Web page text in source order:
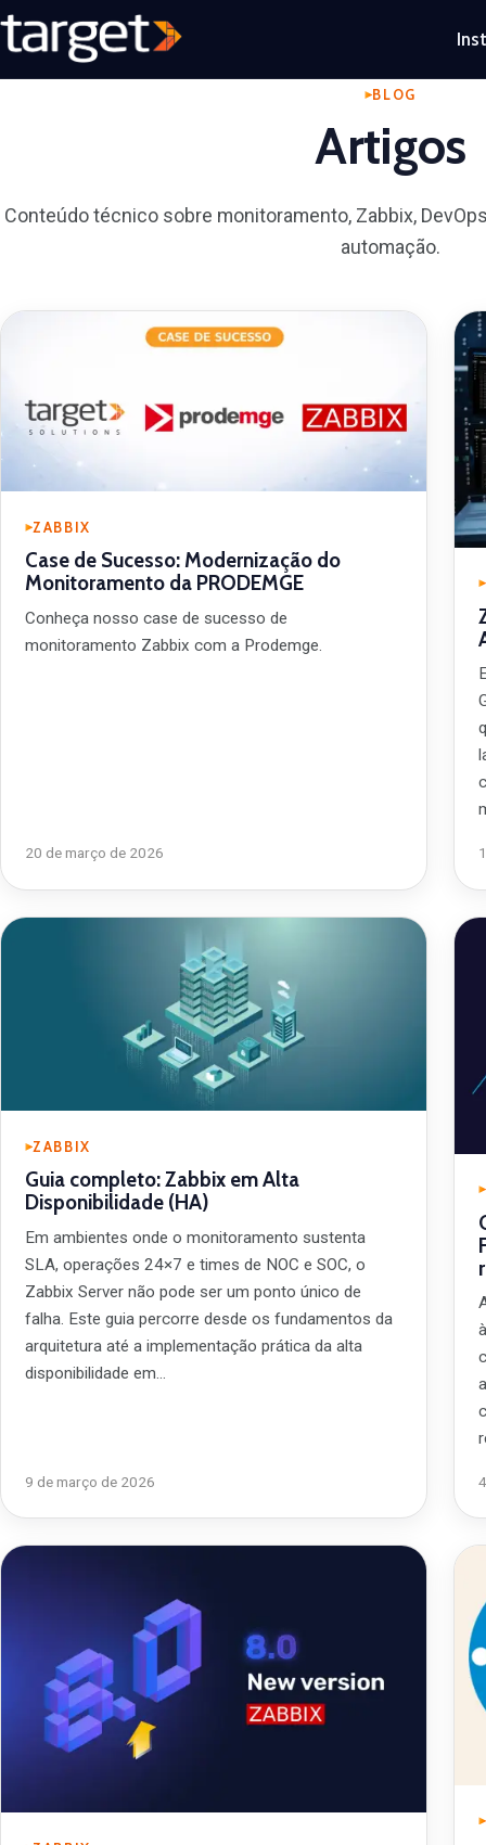
BLOG
Artigos
Conteúdo técnico sobre monitoramento, Zabbix,
automação.
ZABBIX
Case de Sucesso: Modernização do
Monitoramento da PRODEMGE
Conheça nosso case de sucesso de
monitoramento Zabbix com a Prodemge.
20 de março de 2026
ZABBIX
Guia completo: Zabbix em Alta
Disponibilidade (HA)
Em ambientes onde o monitoramento sustenta
SLA, operações 24×7 e times de NOC e SOC, o
Zabbix Server não pode ser um ponto único de
falha. Este guia percorre desde os fundamentos da
arquitetura até a implementação prática da alta
disponibilidade em…
9 de março de 2026